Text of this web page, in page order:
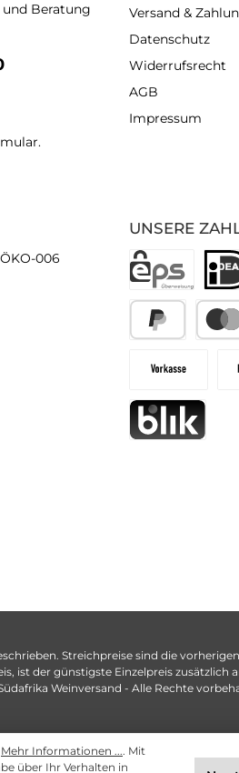
Beratung
.
UNSERE
006
Versand &
Datenschutz
Widerrufsrecht
AGB
Impressum
Streichpreise sind die
ist der günstigste Einzelpreis zusätzlich
Weinversand - Alle Rechte
Mehr Informationen .... Mit
über Ihr Verhalten in